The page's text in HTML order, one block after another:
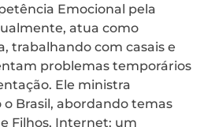
Emocional pela
atua como
trabalhando com casais e
problemas temporários
Ele ministra
Brasil, abordando temas
Filhos, Internet: um